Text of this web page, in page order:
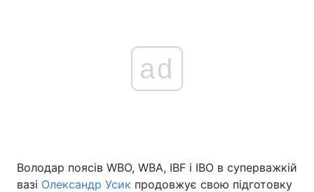
Україна Політика
ad
Володар поясів WBO, WBA, IBF і IBO в суперважкій
вазі Олександр Усик продовжує свою підготовку